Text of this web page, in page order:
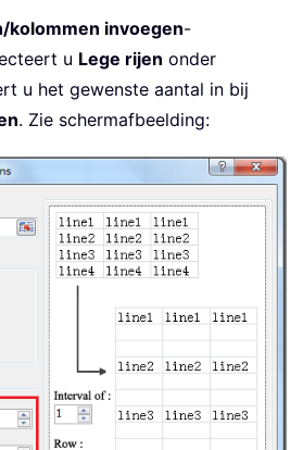
kolommen invoegen-
u Lege rijen onder
u het gewenste aantal in bij
. Zie schermafbeelding: